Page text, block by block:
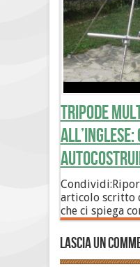
Tripode
all’inglese:
articolo scritto
che ci spiega
Lascia un